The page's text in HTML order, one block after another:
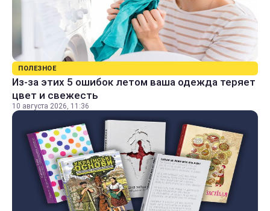
ПОЛЕЗНОЕ
Из-за этих 5 ошибок летом ваша одежда теряет
цвет и свежесть
10 августа 2026, 11:36